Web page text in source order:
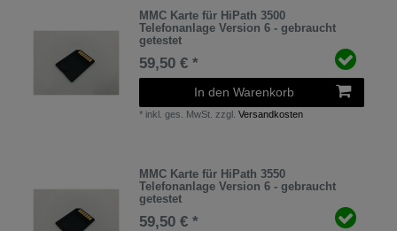
MMC Karte für HiPath 3500
Telefonanlage Version 6 - gebraucht
getestet
59,50 € *
In den Warenkorb
* inkl. ges. MwSt. zzgl.Versandkosten
MMC Karte für HiPath 3550
Telefonanlage Version 6 - gebraucht
getestet
59,50 € *